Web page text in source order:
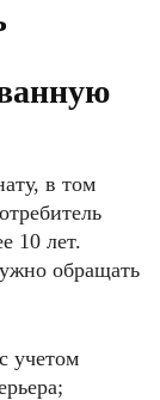
в том
10 лет.
обращать
учетом